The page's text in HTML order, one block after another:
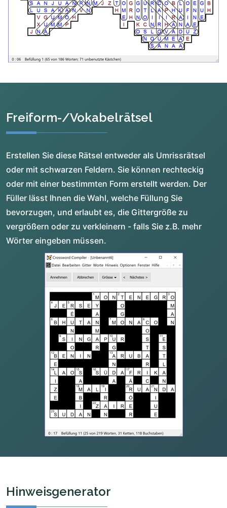
Freiform-/Vokabelrätsel
Erstellen Sie diese Rätsel entweder als Umrissrätsel
oder mit schwarzen Feldern. Sie können rechteckig
oder mit einer bestimmten Form erstellt werden. Der
Füller lässt Ihnen die Wahl, welche Füllung Sie
bevorzugen, und erlaubt es, die Gittergröße zu
vergrößern oder zu verkleinern - falls Sie z.B. mehr
Wörter eingeben müssen.
Hinweisgenerator